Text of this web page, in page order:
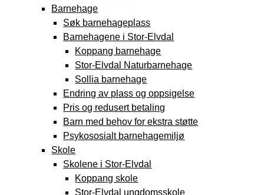
Barnehage
Søk barnehageplass
Barnehagene i Stor-Elvdal
Koppang barnehage
Stor-Elvdal Naturbarnehage
Sollia barnehage
Endring av plass og oppsigelse
Pris og redusert betaling
Barn med behov for ekstra støtte
Psykososialt barnehagemiljø
Skole
Skolene i Stor-Elvdal
Koppang skole
Stor-Elvdal ungdomsskole